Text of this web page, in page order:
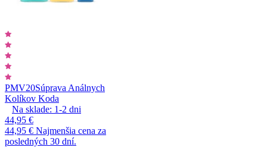
PMV20Súprava Análnych
Kolíkov Koda
Na sklade: 1-2 dni
44,95 €
44,95 € Najmenšia cena za
posledných 30 dní.